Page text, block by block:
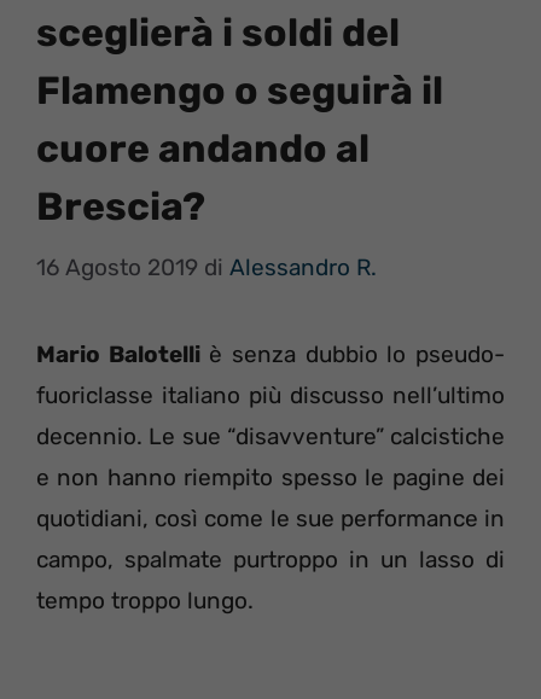
sceglierà i soldi del
Flamengo o seguirà il
cuore andando al
Brescia?
16 Agosto 2019 di Alessandro R.
Mario Balotelliè senza dubbio lo pseudo-
fuoriclasse italiano più discusso nell’ultimo
decennio. Le sue “disavventure” calcistiche
e non hanno riempito spesso le pagine dei
quotidiani, così come le sue performance in
campo, spalmate purtroppo in un lasso di
tempo troppo lungo.